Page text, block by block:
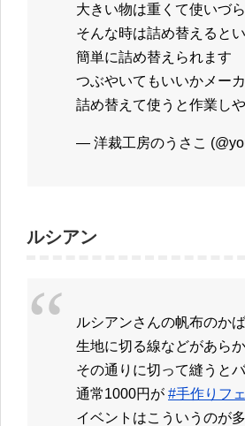
大きい物は重くて使いづ
そんな時は詰め替えると
簡単に詰め替えられます
つぶやいてもいいかメー
詰め替えて使うと作業し
— 洋裁工房のうさこ
ルシアン
ルシアンさんの帆布のか
生地に切る線などがあら
その通りに切って縫うと
通常1000円が #手作りフ
イベントはこういうのが